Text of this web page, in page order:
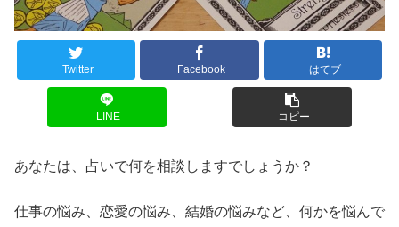
Twitter Facebook はてブ
LINE コピー
あなたは、占いで何を相談しますでしょうか？
仕事の悩み、恋愛の悩み、結婚の悩みなど、何かを悩んで